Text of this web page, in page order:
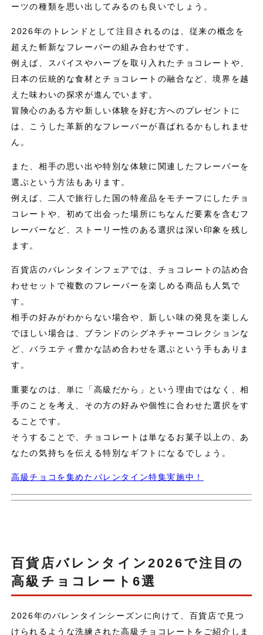
ーツの種類を思い出してみるのも良いでしょう。
2026年のトレンドとして注目されるのは、従来の概念を
超えた斬新なフレーバーの組み合わせです。
例えば、スパイスやハーブを取り入れたチョコレートや、
日本の伝統的な食材とチョコレートの融合など、境界を越
えた味わいの探求が進んでいます。
冒険心のある方や新しい体験を好む方へのプレゼントに
は、こうした革新的なフレーバーが喜ばれるかもしれませ
ん。
また、相手の思い出や特別な体験に関連したフレーバーを
選ぶという方法もあります。
例えば、二人で旅行した国の特産品をモチーフにしたチョ
コレートや、初めて出会った場所にちなんだ要素を含むフ
レーバーなど、ストーリー性のある選択は深い印象を残し
ます。
百貨店のバレンタインフェアでは、チョコレートの詰め合
わせセットで複数のフレーバーを楽しめる商品も人気で
す。
相手の好みがわからない場合や、新しい味の発見を楽しん
でほしい場合は、ブランドのシグネチャーコレクションな
ど、バラエティ豊かな詰め合わせを選ぶという手もありま
す。
重要なのは、単に「高級だから」という理由ではなく、相
手のことを考え、その方の好みや個性に合わせた選択をす
ることです。
そうすることで、チョコレートは単なるお菓子以上の、あ
なたの気持ちを伝える特別なギフトになるでしょう。
高級チョコを集めたバレンタイン特集実施中！
百貨店バレンタイン2026で注目の
高級チョコレート6選
2026年のバレンタインシーズンに向けて、百貨店で見つ
けられるような洗練された高級チョコレートをご紹介しま